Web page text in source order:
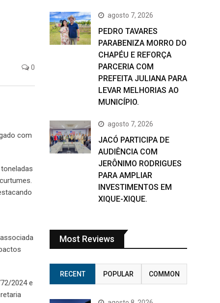
0
com
2024 e
agosto 7, 2026
PEDRO TAVARES
PARABENIZA MORRO DO
CHAPÉU E REFORÇA
PARCERIA COM
PREFEITA JULIANA PARA
LEVAR MELHORIAS AO
MUNICÍPIO.
agosto 7, 2026
JACÓ PARTICIPA DE
AUDIÊNCIA COM
JERÔNIMO RODRIGUES
PARA AMPLIAR
INVESTIMENTOS EM
XIQUE-XIQUE.
Most Reviews
RECENT POPULAR COMMON